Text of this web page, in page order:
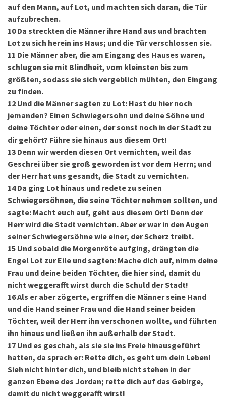
auf den Mann, auf Lot, und machten sich daran, die Tür
aufzubrechen.
10 Da streckten die Männer ihre Hand aus und brachten
Lot zu sich herein ins Haus; und die Tür verschlossen sie.
11 Die Männer aber, die am Eingang des Hauses waren,
schlugen sie mit Blindheit, vom kleinsten bis zum
größten, sodass sie sich vergeblich mühten, den Eingang
zu finden.
12 Und die Männer sagten zu Lot: Hast du hier noch
jemanden? Einen Schwiegersohn und deine Söhne und
deine Töchter oder einen, der sonst noch in der Stadt zu
dir gehört? Führe sie hinaus aus diesem Ort!
13 Denn wir werden diesen Ort vernichten, weil das
Geschrei über sie groß geworden ist vor dem Herrn; und
der Herr hat uns gesandt, die Stadt zu vernichten.
14 Da ging Lot hinaus und redete zu seinen
Schwiegersöhnen, die seine Töchter nehmen sollten, und
sagte: Macht euch auf, geht aus diesem Ort! Denn der
Herr wird die Stadt vernichten. Aber er war in den Augen
seiner Schwiegersöhne wie einer, der Scherz treibt.
15 Und sobald die Morgenröte aufging, drängten die
Engel Lot zur Eile und sagten: Mache dich auf, nimm deine
Frau und deine beiden Töchter, die hier sind, damit du
nicht weggerafft wirst durch die Schuld der Stadt!
16Als er aber zögerte, ergriffen die Männer seine Hand
und die Hand seiner Frau und die Hand seiner beiden
Töchter, weil der Herr ihn verschonen wollte, und führten
ihn hinaus und ließen ihn außerhalb der Stadt.
17 Und es geschah, als sie sie ins Freie hinausgeführt
hatten, da sprach er: Rette dich, es geht um dein Leben!
Sieh nicht hinter dich, und bleib nicht stehen in der
ganzen Ebene des Jordan; rette dich auf das Gebirge,
damit du nicht weggerafft wirst!